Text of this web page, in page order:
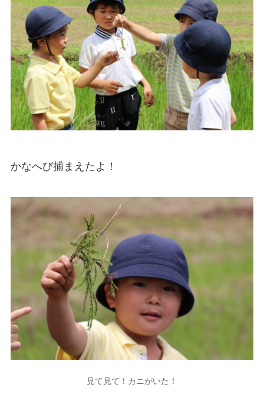
かなへび捕まえたよ！
見て見て！カニがいた！